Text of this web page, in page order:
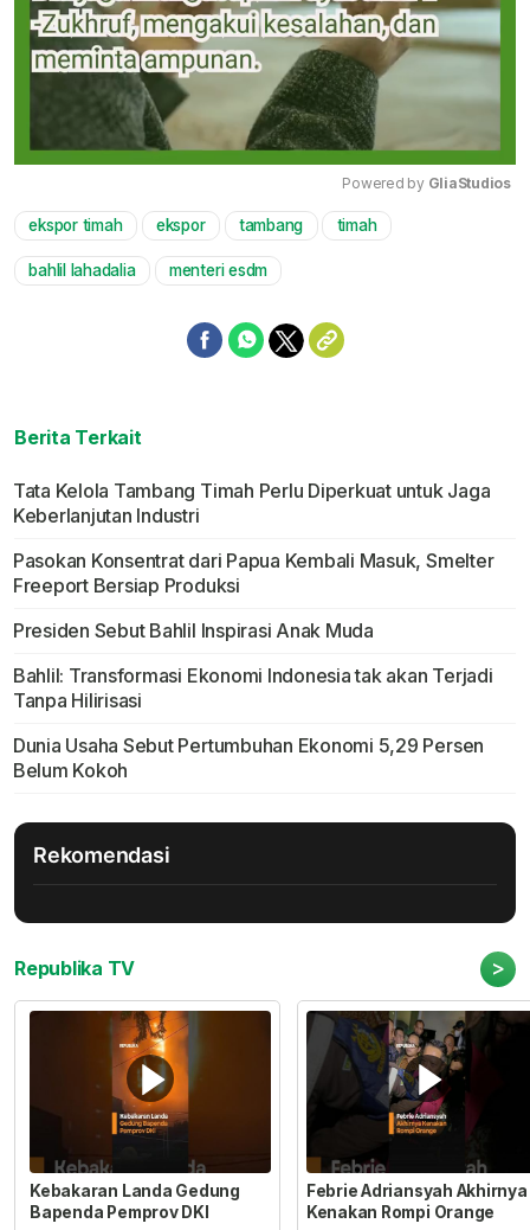
Powered by GliaStudios
ekspor timah ekspor tambang timah
bahlil lahadalia menteri esdm
Berita Terkait
Tata Kelola Tambang Timah Perlu Diperkuat untuk Jaga
Keberlanjutan Industri
Pasokan Konsentrat dari Papua Kembali Masuk, Smelter
Freeport Bersiap Produksi
Presiden Sebut Bahlil Inspirasi Anak Muda
Bahlil: Transformasi Ekonomi Indonesia tak akan Terjadi
Tanpa Hilirisasi
Dunia Usaha Sebut Pertumbuhan Ekonomi 5,29 Persen
Belum Kokoh
Rekomendasi
Republika TV >
Kebakaran Landa Gedung
Bapenda Pemprov DKI
Febrie Adriansyah Akhirnya
Kenakan Rompi Orange